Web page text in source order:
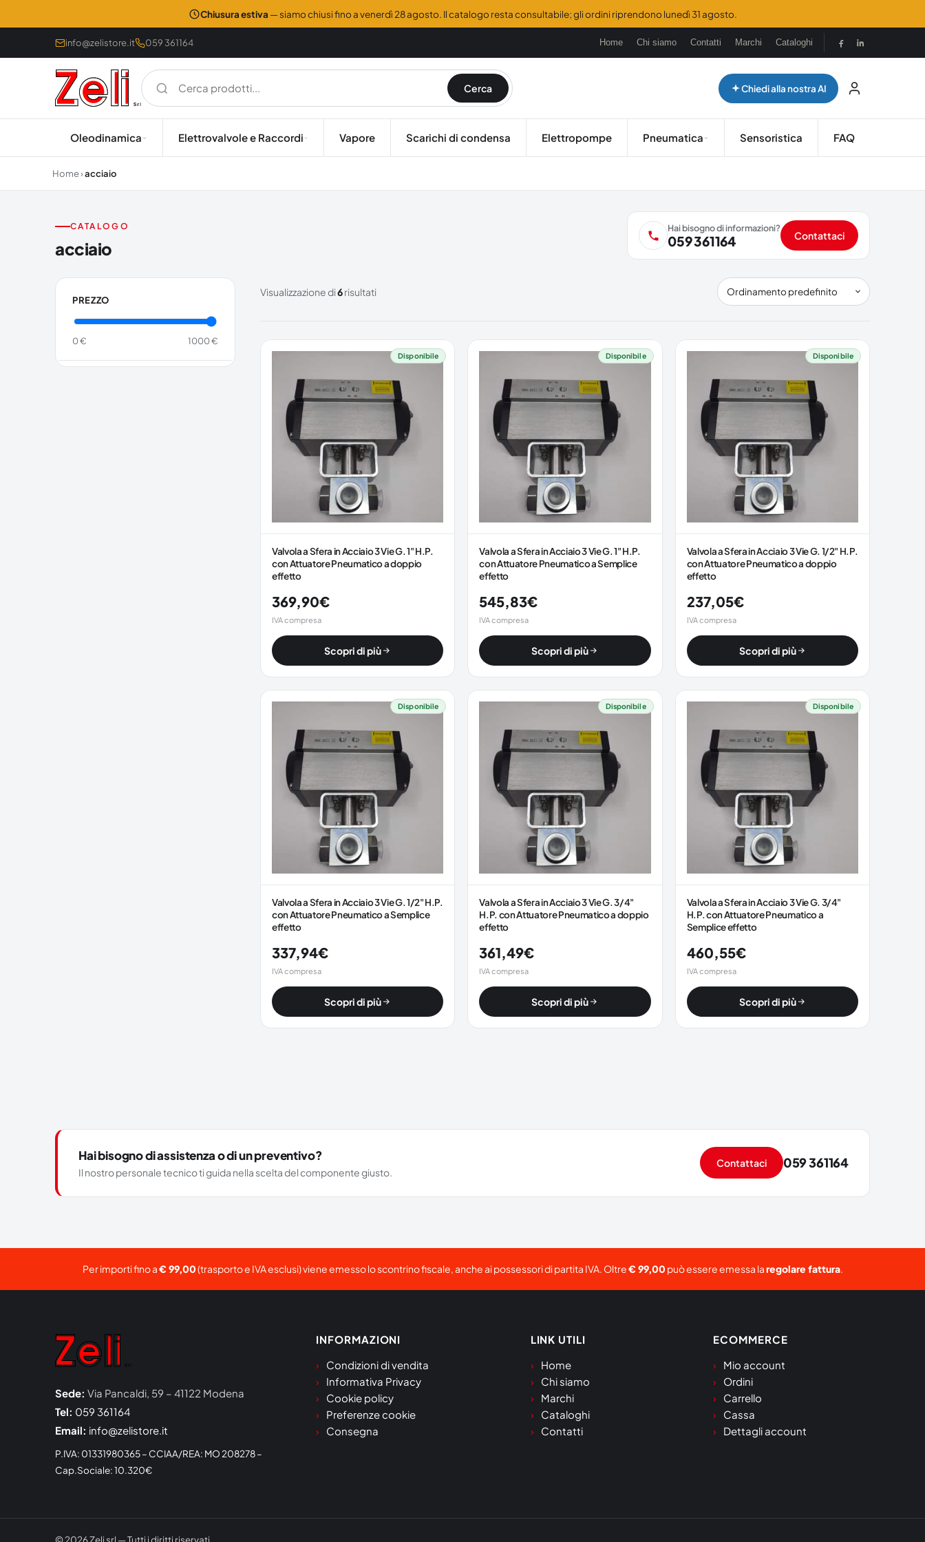
Chiusura estiva — siamo chiusi fino a venerdì 28 agosto. Il catalogo resta consultabile; gli ordini riprendono lunedì 31 agosto.
info@zelistore.it 059 361164 Home Chi siamo Contatti Marchi Cataloghi
Cerca Chiedi alla nostra AI
Oleodinamica Elettrovalvole e Raccordi Vapore Scarichi di condensa Elettropompe Pneumatica Sensoristica FAQ
Home›acciaio
CATALOGO
acciaio
Hai bisogno di informazioni?
059 361164 Contattaci
PREZZO
0 € 1000 €
Visualizzazione di6risultati
Disponibile
Valvola a Sfera in Acciaio 3 Vie G. 1" H.P.
con Attuatore Pneumatico a doppio
effetto
369,90€
IVA compresa
Scopri di più
Disponibile
Valvola a Sfera in Acciaio 3 Vie G. 1" H.P.
con Attuatore Pneumatico a Semplice
effetto
545,83€
IVA compresa
Scopri di più
Disponibile
Valvola a Sfera in Acciaio 3 Vie G. 1/2" H.P.
con Attuatore Pneumatico a doppio
effetto
237,05€
IVA compresa
Scopri di più
Disponibile
Valvola a Sfera in Acciaio 3 Vie G. 1/2" H.P.
con Attuatore Pneumatico a Semplice
effetto
337,94€
IVA compresa
Scopri di più
Disponibile
Valvola a Sfera in Acciaio 3 Vie G. 3/4"
H.P. con Attuatore Pneumatico a doppio
effetto
361,49€
IVA compresa
Scopri di più
Disponibile
Valvola a Sfera in Acciaio 3 Vie G. 3/4"
H.P. con Attuatore Pneumatico a
Semplice effetto
460,55€
IVA compresa
Scopri di più
Hai bisogno di assistenza o di un preventivo?
Il nostro personale tecnico ti guida nella scelta del componente giusto.
Contattaci 059 361164
Per importi fino a€ 99,00(trasporto e IVA esclusi) viene emesso lo scontrino fiscale, anche ai possessori di partita IVA. Oltre€ 99,00 può essere emessa laregolare fattura.
Sede: Via Pancaldi, 59 – 41122 Modena
Tel: 059 361164
Email: info@zelistore.it
P.IVA: 01331980365 – CCIAA/REA: MO 208278 –
Cap.Sociale: 10.320€
INFORMAZIONI
Condizioni di vendita
Informativa Privacy
Cookie policy
Preferenze cookie
Consegna
LINK UTILI
Home
Chi siamo
Marchi
Cataloghi
Contatti
ECOMMERCE
Mio account
Ordini
Carrello
Cassa
Dettagli account
© 2026 Zeli srl — Tutti i diritti riservati